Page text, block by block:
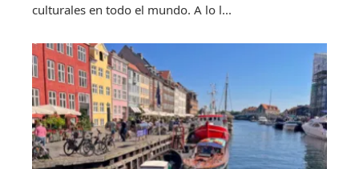
culturales en todo el mundo. A lo l...